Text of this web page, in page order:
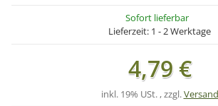
Sofort lieferbar
Lieferzeit: 1 - 2 Werktage
4,79 €
inkl. 19% USt. , zzgl.Versand